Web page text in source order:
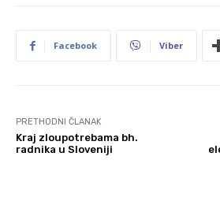
Facebook Viber
PRETHODNI ČLANAK
Kraj zloupotrebama bh.
radnika u Sloveniji